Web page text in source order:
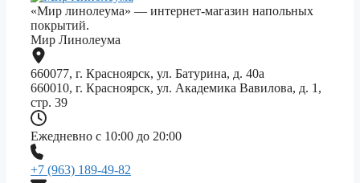
«Мир линолеума» — интернет-магазин напольных
покрытий.
Мир Линолеума
660077, г. Красноярск, ул. Батурина, д. 40а
660010, г. Красноярск, ул. Академика Вавилова, д. 1,
стр. 39
Ежедневно с 10:00 до 20:00
+7 (963) 189-49-82